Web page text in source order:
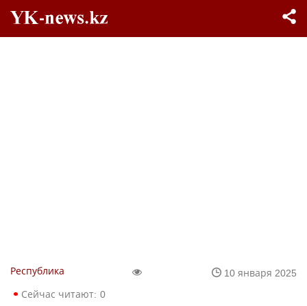
Республика
10 января 2025
Сейчас читают: 0